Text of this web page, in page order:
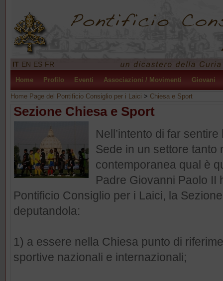
IT EN ES FR
Home Profilo Eventi Associazioni / Movimenti Giovani
Home Page del Pontificio Consiglio per i Laici > Chiesa e Sport
Sezione Chiesa e Sport
Nell’intento di far
Sede in un settore
contemporanea qual è
Padre Giovanni Paolo II
Pontificio Consiglio per i Laici, la
deputandola:
1) a essere nella Chiesa punto di
sportive nazionali e internazionali;